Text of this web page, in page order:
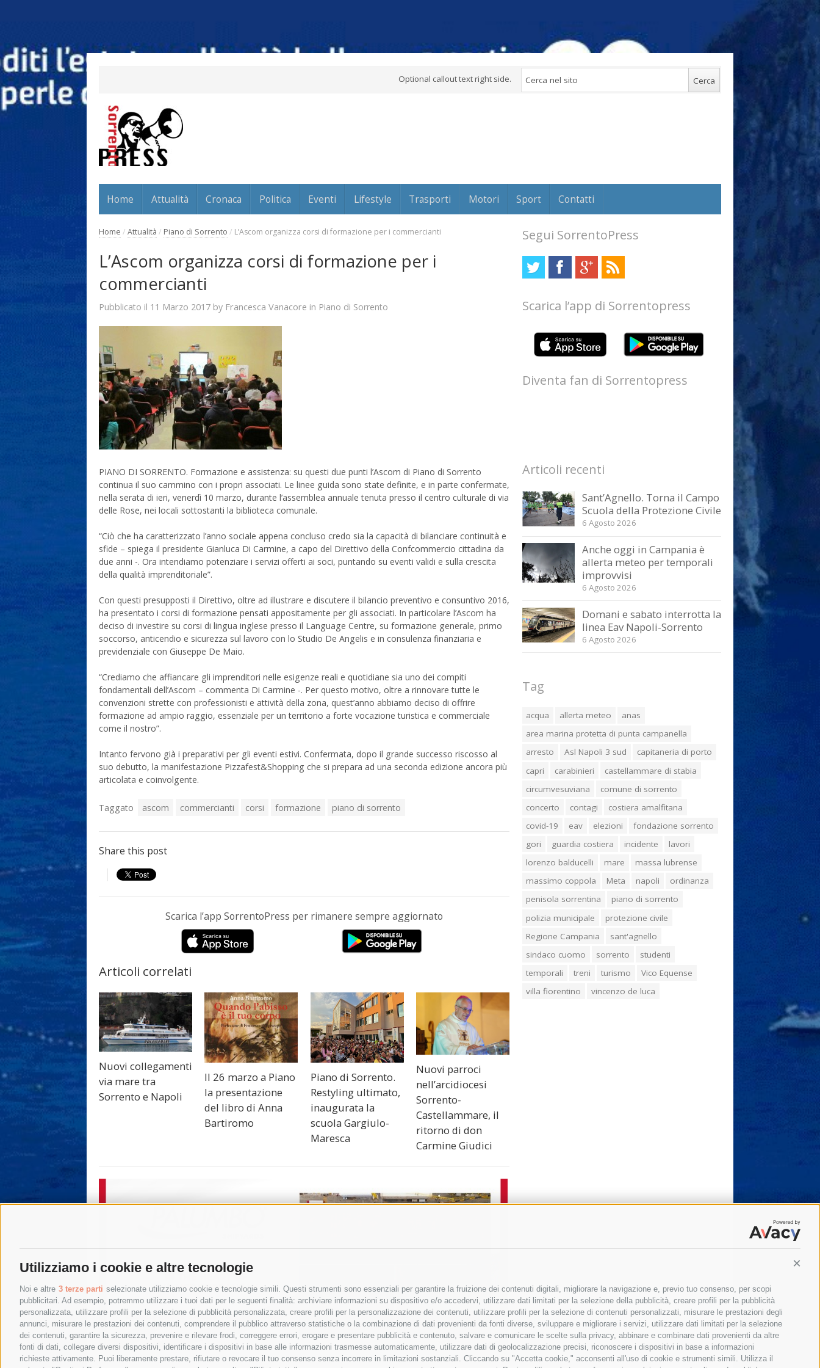
Utilizziamo i cookie e altre tecnologie
Noi e altre 3 terze parti selezionate utilizziamo cookie e tecnologie simili. Questi strumenti sono essenziali per garantire la fruizione dei contenuti digitali, migliorare la navigazione e, previo tuo consenso, per scopi
pubblicitari. Ad esempio, potremmo utilizzare i tuoi dati per le seguenti finalità: archiviare informazioni su dispositivo e/o accedervi, utilizzare dati limitati per la selezione della pubblicità, creare profili per la pubblicità
personalizzata, utilizzare profili per la selezione di pubblicità personalizzata, creare profili per la personalizzazione dei contenuti, utilizzare profili per la selezione di contenuti personalizzati, misurare le prestazioni degli
annunci, misurare le prestazioni dei contenuti, comprendere il pubblico attraverso statistiche o la combinazione di dati provenienti da fonti diverse, sviluppare e migliorare i servizi, utilizzare dati limitati per la selezione
dei contenuti, garantire la sicurezza, prevenire e rilevare frodi, correggere errori, erogare e presentare pubblicità e contenuto, salvare e comunicare le scelte sulla privacy, abbinare e combinare dati provenienti da altre
fonti di dati, collegare diversi dispositivi, identificare i dispositivi in base alle informazioni trasmesse automaticamente, utilizzare dati di geolocalizzazione precisi, riconoscere i dispositivi in base a informazioni
richieste attivamente. Puoi liberamente prestare, rifiutare o revocare il tuo consenso senza incorrere in limitazioni sostanziali. Cliccando su "Accetta cookie," acconsenti all'uso di cookie e strumenti simili. Utilizza il
Optional callout text right side.
Home Attualità Cronaca Politica Eventi Lifestyle Trasporti Motori Sport Contatti
Home / Attualità / Piano di Sorrento / L’Ascom organizza corsi di formazione per i commercianti
L’Ascom organizza corsi di formazione per i
commercianti
Pubblicato il 11 Marzo 2017 by Francesca Vanacore in Piano di Sorrento
PIANO DI SORRENTO. Formazione e assistenza: su questi due punti l’Ascom di Piano di Sorrento
continua il suo cammino con i propri associati. Le linee guida sono state definite, e in parte confermate,
nella serata di ieri, venerdì 10 marzo, durante l’assemblea annuale tenuta presso il centro culturale di via
delle Rose, nei locali sottostanti la biblioteca comunale.
“Ciò che ha caratterizzato l’anno sociale appena concluso credo sia la capacità di bilanciare continuità e
sfide – spiega il presidente Gianluca Di Carmine, a capo del Direttivo della Confcommercio cittadina da
due anni -. Ora intendiamo potenziare i servizi offerti ai soci, puntando su eventi validi e sulla crescita
della qualità imprenditoriale”.
Con questi presupposti il Direttivo, oltre ad illustrare e discutere il bilancio preventivo e consuntivo 2016,
ha presentato i corsi di formazione pensati appositamente per gli associati. In particolare l’Ascom ha
deciso di investire su corsi di lingua inglese presso il Language Centre, su formazione generale, primo
soccorso, anticendio e sicurezza sul lavoro con lo Studio De Angelis e in consulenza finanziaria e
previdenziale con Giuseppe De Maio.
“Crediamo che affiancare gli imprenditori nelle esigenze reali e quotidiane sia uno dei compiti
fondamentali dell’Ascom – commenta Di Carmine -. Per questo motivo, oltre a rinnovare tutte le
convenzioni strette con professionisti e attività della zona, quest’anno abbiamo deciso di offrire
formazione ad ampio raggio, essenziale per un territorio a forte vocazione turistica e commerciale
come il nostro”.
Intanto fervono già i preparativi per gli eventi estivi. Confermata, dopo il grande successo riscosso al
suo debutto, la manifestazione Pizzafest&Shopping che si prepara ad una seconda edizione ancora più
articolata e coinvolgente.
Taggato ascom commercianti corsi formazione piano di sorrento
Share this post
Scarica l’app SorrentoPress per rimanere sempre aggiornato
Articoli correlati
Nuovi collegamenti
via mare tra
Sorrento e Napoli
Il 26 marzo a Piano
la presentazione
del libro di Anna
Bartiromo
Piano di Sorrento.
Restyling ultimato,
inaugurata la
scuola Gargiulo-
Maresca
Nuovi parroci
nell’arcidiocesi
Sorrento-
Castellammare, il
ritorno di don
Carmine Giudici
Segui SorrentoPress
Scarica l’app di Sorrentopress
Diventa fan di Sorrentopress
Articoli recenti
Sant’Agnello. Torna il Campo
Scuola della Protezione Civile
6 Agosto 2026
Anche oggi in Campania è
allerta meteo per temporali
improvvisi
6 Agosto 2026
Domani e sabato interrotta la
linea Eav Napoli-Sorrento
6 Agosto 2026
Tag
acqua allerta meteo
anas
area marina protetta di punta campanella
arresto
Asl Napoli 3 sud
capitaneria di porto
capri
carabinieri
castellammare di stabia
circumvesuviana
comune di sorrento
concerto
contagi
costiera amalfitana
covid-19
eav elezioni
fondazione sorrento
gori
guardia costiera incidente
lavori
lorenzo balducelli
mare
massa lubrense
massimo coppola
Meta napoli
ordinanza
penisola sorrentina
piano di sorrento
polizia municipale
protezione civile
Regione Campania
sant'agnello
sindaco cuomo
sorrento
studenti
temporali
treni turismo
Vico Equense
villa fiorentino
vincenzo de luca